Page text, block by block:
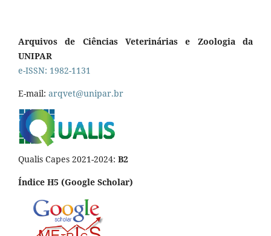
Arquivos de Ciências Veterinárias e Zoologia da
UNIPAR
e-ISSN: 1982-1131
E-mail: arqvet@unipar.br
Qualis Capes 2021-2024: B2
Índice H5 (Google Scholar)